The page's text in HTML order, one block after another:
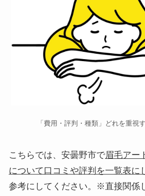
「費用・評判・種類」どれを重視
こちらでは、安曇野市で眉毛アー
について口コミや評判を一覧表に
参考にしてください。※直接関係